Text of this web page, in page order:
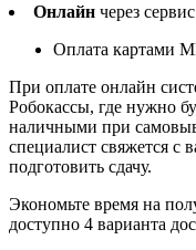
Онлайн через сервис
Оплата картами
При оплате онлайн
Робокассы, где нужно
наличными при
специалист свяжется с
подготовить сдачу.
Экономьте время на
доступно 4 варианта